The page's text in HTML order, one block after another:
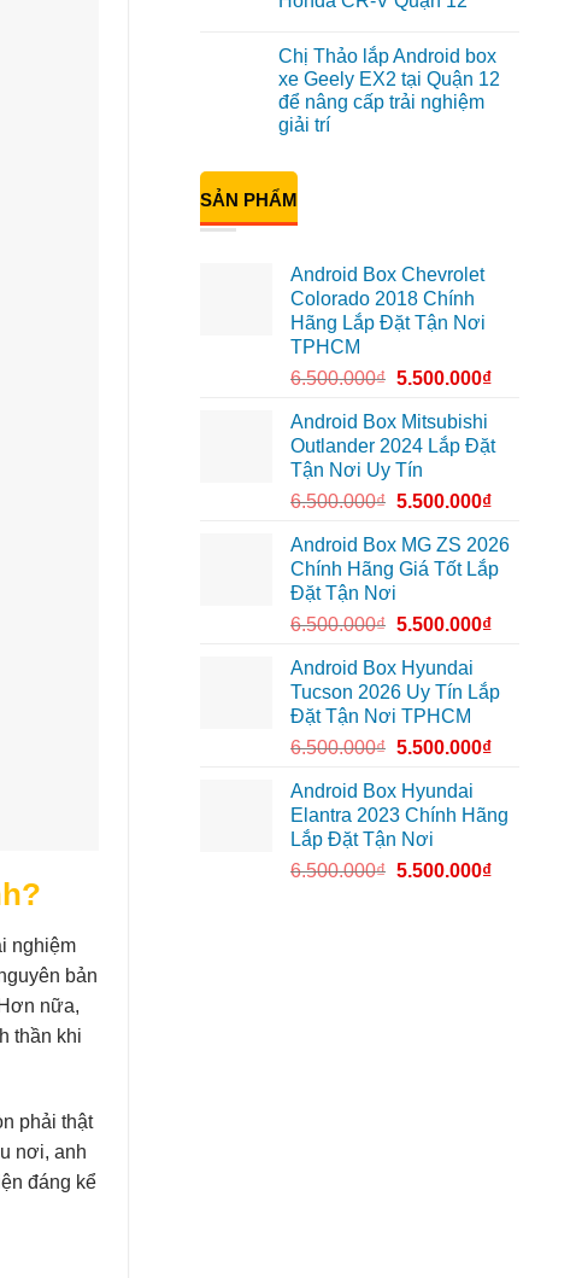
nghiệm
bản
nữa,
thần khi
phải thật
nơi, anh
đáng kể
thông
ràng
hơn
tô
SA2.0
tại
Quận
12
để
nội
sẽ
Camera
hành
trình
Geely
EX2
cho
tại
Quận
12
bình
luận
ở
Lắp
Camera
hành
uy
cho
Honda
CR-
Quận
Chị Thảo lắp Android box
xe Geely EX2 tại Quận 12
để nâng cấp trải nghiệm
giải trí
bình
luận
ở
Chị
Android
box
Geely
EX2
Quận
nâng
cấp
trải
nghiệm
SẢN PHẨM
Android Box Chevrolet
Colorado 2018 Chính
Hãng Lắp Đặt Tận Nơi
TPHCM
6.500.000₫ 5.500.000₫
Android Box Mitsubishi
Outlander 2024 Lắp Đặt
Tận Nơi Uy Tín
6.500.000₫ 5.500.000₫
Android Box MG ZS 2026
Chính Hãng Giá Tốt Lắp
Đặt Tận Nơi
6.500.000₫ 5.500.000₫
Android Box Hyundai
Tucson 2026 Uy Tín Lắp
Đặt Tận Nơi TPHCM
6.500.000₫ 5.500.000₫
Android Box Hyundai
Elantra 2023 Chính Hãng
Lắp Đặt Tận Nơi
6.500.000₫ 5.500.000₫